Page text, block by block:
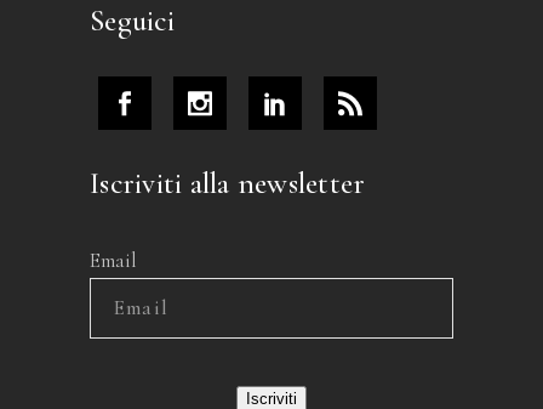
Seguici
Iscriviti alla newsletter
Email
Iscriviti